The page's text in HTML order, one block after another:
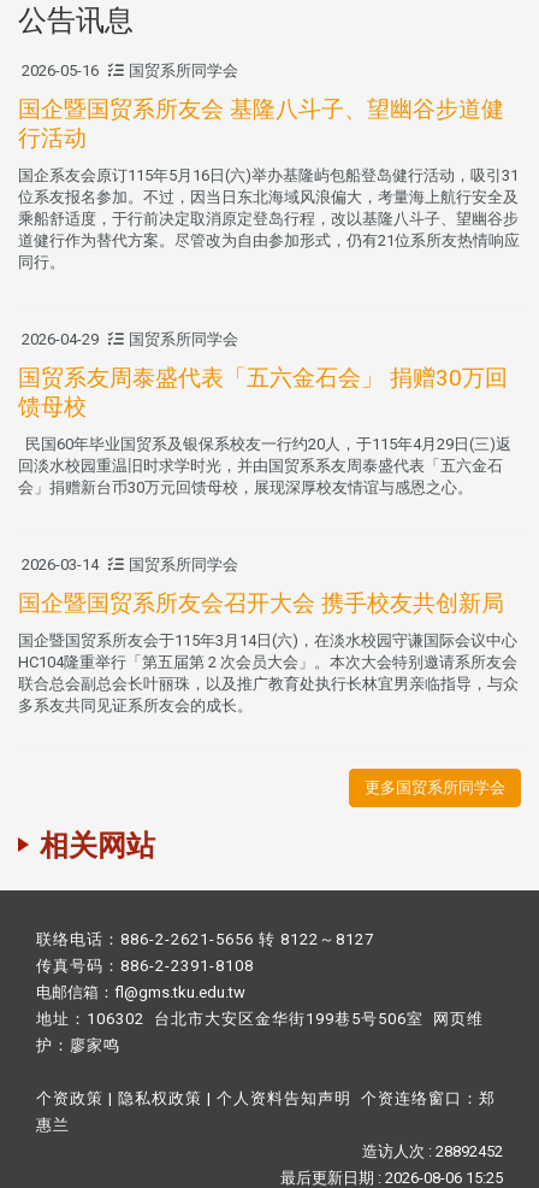
公告讯息
2026-05-16 国贸系所同学会
国企暨国贸系所友会 基隆八斗子、望幽谷步道健
行活动
国企系友会原订115年5月16日(六)举办基隆屿包船登岛健行活动，吸引31
位系友报名参加。不过，因当日东北海域风浪偏大，考量海上航行安全及
乘船舒适度，于行前决定取消原定登岛行程，改以基隆八斗子、望幽谷步
道健行作为替代方案。尽管改为自由参加形式，仍有21位系所友热情响应
同行。
2026-04-29 国贸系所同学会
国贸系友周泰盛代表「五六金石会」 捐赠30万回
馈母校
民国60年毕业国贸系及银保系校友一行约20人，于115年4月29日(三)返
回淡水校园重温旧时求学时光，并由国贸系系友周泰盛代表「五六金石
会」捐赠新台币30万元回馈母校，展现深厚校友情谊与感恩之心。
2026-03-14 国贸系所同学会
国企暨国贸系所友会召开大会 携手校友共创新局
国企暨国贸系所友会于115年3月14日(六)，在淡水校园守谦国际会议中心
HC104隆重举行「第五届第 2 次会员大会」。本次大会特别邀请系所友会
联合总会副总会长叶丽珠，以及推广教育处执行长林宜男亲临指导，与众
多系友共同见证系所友会的成长。
更多国贸系所同学会
相关网站
联络电话：886-2-2621-5656 转 8122～8127
传真号码：886-2-2391-8108
电邮信箱：fl@gms.tku.edu.tw
地址：106302 台北市大安区金华街199巷5号506室 网页维
护： 廖家鸣​
个资政策 | 隐私权政策 | 个人资料告知声明 个资连络窗口： 郑
惠兰
造访人次 : 28892452
最后更新日期 :2026-08-06 15:25